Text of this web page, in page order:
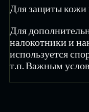
Для защиты кожи
Для
налокотники и
используется
т.п. Важным